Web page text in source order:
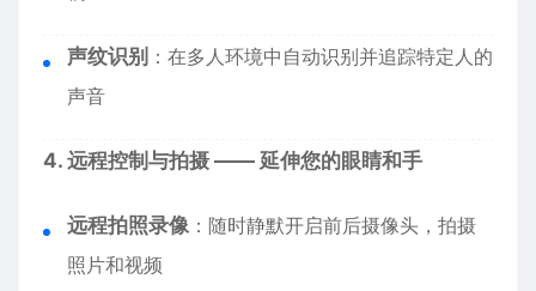
声纹识别 ：在多人环境中自动识别并追踪特定人的
声音
4. 远程控制与拍摄 —— 延伸您的眼睛和手
远程拍照录像：随时静默开启前后摄像头，拍摄
照片和视频